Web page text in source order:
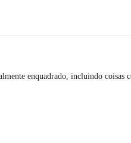
enquadrado, incluindo coisas